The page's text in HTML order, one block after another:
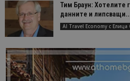
Тим Браун: Хотелите
данните и
AI Travel Economy с Елица